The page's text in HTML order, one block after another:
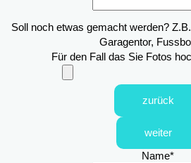
Soll noch etwas gemacht werden?
Garagentor,
Für den Fall das Sie Fotos
zurück
weiter
Name*